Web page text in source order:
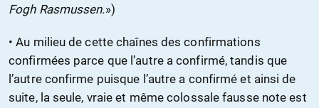
Fogh Rasmussen.»)
• Au milieu de cette chaînes des confirmations
confirmées parce que l’autre a confirmé, tandis que
l’autre confirme puisque l’autre a confirmé et ainsi de
suite, la seule, vraie et même colossale fausse note est